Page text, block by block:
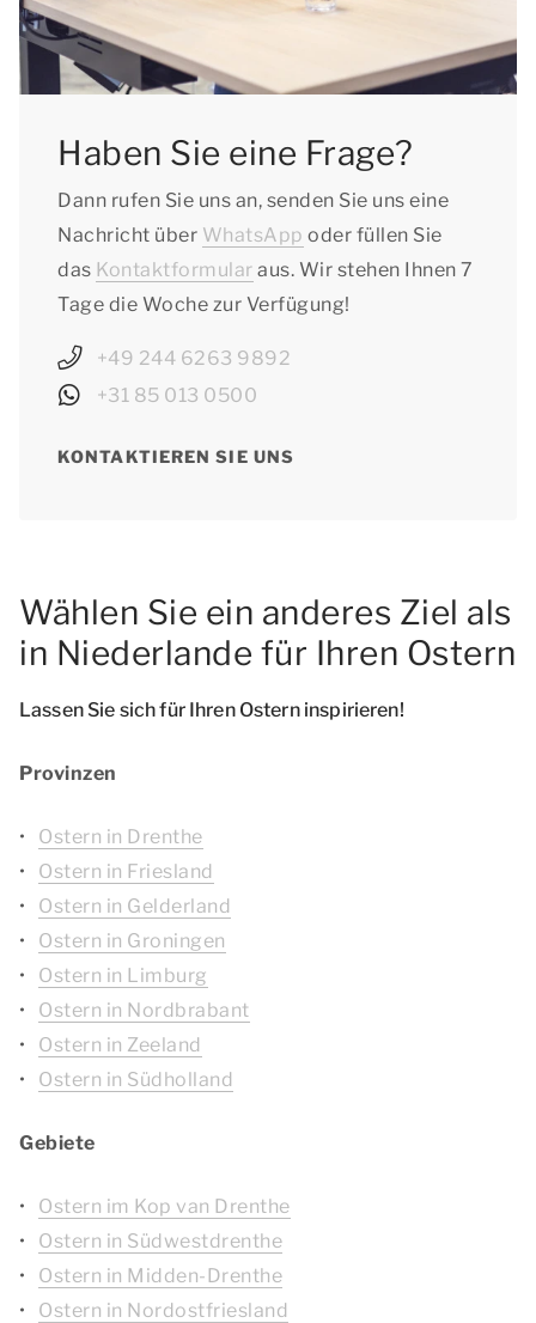
Haben Sie eine Frage?
Dann rufen Sie uns an, senden Sie uns eine
Nachricht über WhatsApp oder füllen Sie
das Kontaktformular aus. Wir stehen Ihnen 7
Tage die Woche zur Verfügung!
+49 244 6263 9892
+31 85 013 0500
KONTAKTIEREN SIE UNS
Wählen Sie ein anderes Ziel als
in Niederlande für Ihren Ostern
Lassen Sie sich für Ihren Ostern inspirieren!
Provinzen
Ostern in Drenthe
Ostern in Friesland
Ostern in Gelderland
Ostern in Groningen
Ostern in Limburg
Ostern in Nordbrabant
Ostern in Zeeland
Ostern in Südholland
Gebiete
Ostern im Kop van Drenthe
Ostern in Südwestdrenthe
Ostern in Midden-Drenthe
Ostern in Nordostfriesland